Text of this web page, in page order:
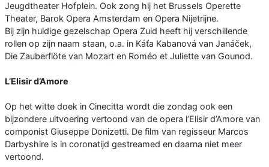
Jeugdtheater Hofplein. Ook zong hij het Brussels Operette
Theater, Barok Opera Amsterdam en Opera Nijetrijne.
Bij zijn huidige gezelschap Opera Zuid heeft hij verschillende
rollen op zijn naam staan, o.a. in Káťa Kabanová van Janáček,
Die Zauberflöte van Mozart en Roméo et Juliette van Gounod.
L’Elisir d’Amore
Op het witte doek in Cinecitta wordt die zondag ook een
bijzondere uitvoering vertoond van de opera l’Elisir d’Amore van
componist Giuseppe Donizetti. De film van regisseur Marcos
Darbyshire is in coronatijd gestreamed en daarna niet meer
vertoond.